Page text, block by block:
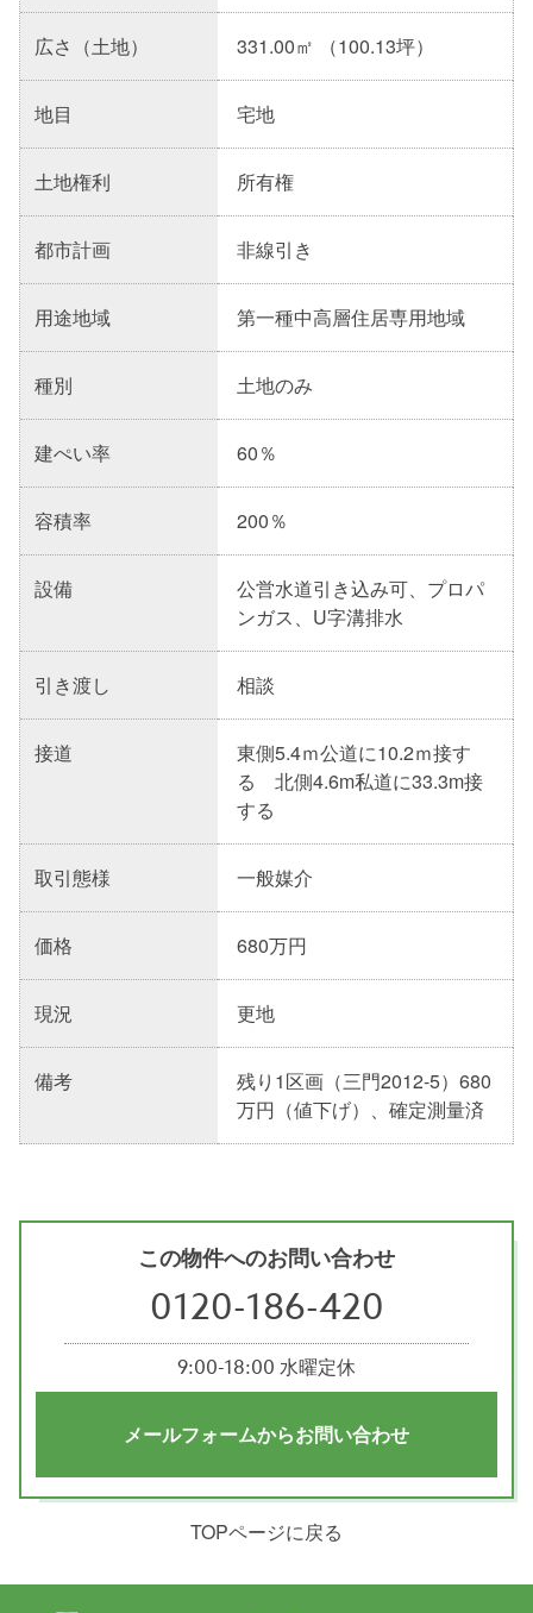
広さ（土地） 331.00㎡ （100.13坪）
地目 宅地
土地権利 所有権
都市計画 非線引き
用途地域 第一種中高層住居専用地域
種別 土地のみ
建ぺい率 60％
容積率 200％
設備
公営水道引き込み可、プロパ
ンガス、U字溝排水
引き渡し 相談
接道
東側5.4ｍ公道に10.2ｍ接す
る 北側4.6m私道に33.3m接
する
取引態様 一般媒介
価格 680万円
現況 更地
備考
残り1区画（三門2012-5）680
万円（値下げ）、確定測量済
この物件へのお問い合わせ
0120-186-420
9:00-18:00 水曜定休
メールフォームからお問い合わせ
TOPページに戻る